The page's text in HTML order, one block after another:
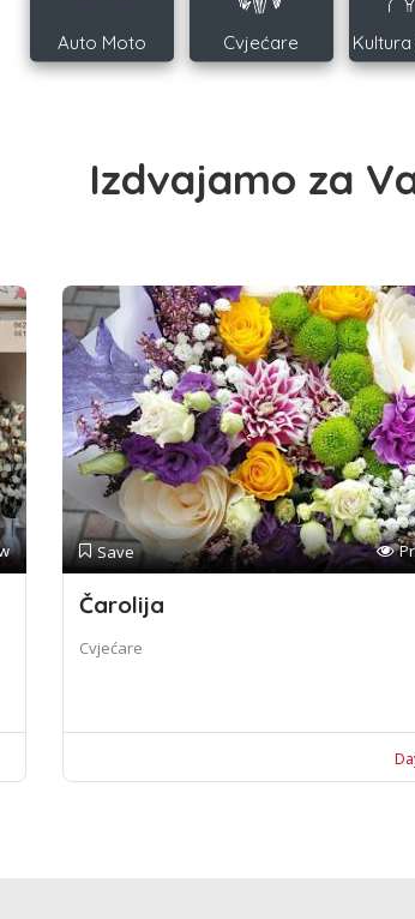
Auto Moto Cvjećare
Izdvajamo za
Save
Čarolija
Cvjećare